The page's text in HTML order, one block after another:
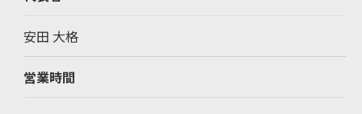
安田 大格
営業時間